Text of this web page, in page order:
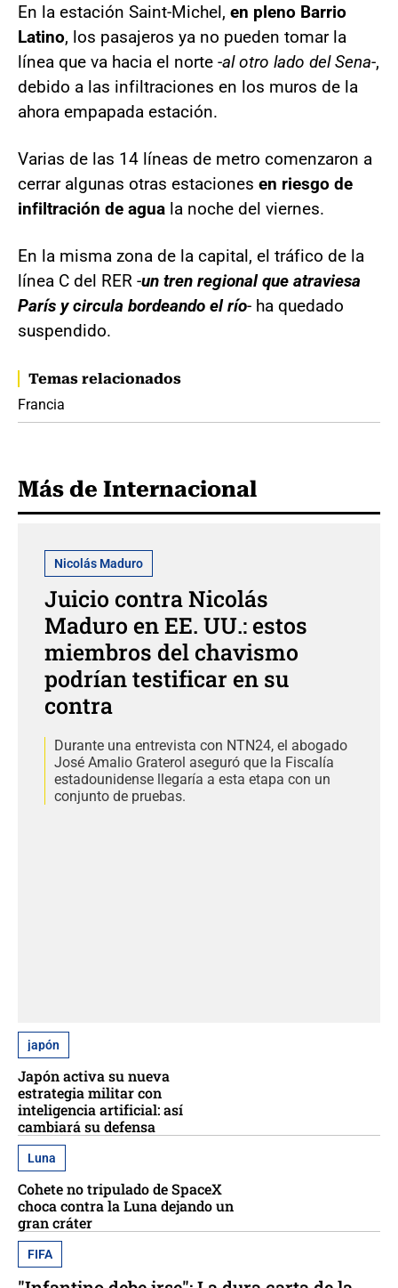
En la estación Saint-Michel, en pleno Barrio
Latino, los pasajeros ya no pueden tomar la
línea que va hacia el norte -al otro lado del Sena-,
debido a las infiltraciones en los muros de la
ahora empapada estación.
Varias de las 14 líneas de metro comenzaron a
cerrar algunas otras estaciones en riesgo de
infiltración de agua la noche del viernes.
En la misma zona de la capital, el tráfico de la
línea C del RER -un tren regional que atraviesa
París y circula bordeando el río- ha quedado
suspendido.
Temas relacionados
Francia
Más de Internacional
Nicolás Maduro
Juicio contra Nicolás
Maduro en EE. UU.: estos
miembros del chavismo
podrían testificar en su
contra
Durante una entrevista con NTN24, el abogado
José Amalio Graterol aseguró que la Fiscalía
estadounidense llegaría a esta etapa con un
conjunto de pruebas.
japón
Japón activa su nueva
estrategia militar con
inteligencia artificial: así
cambiará su defensa
Luna
Cohete no tripulado de SpaceX
choca contra la Luna dejando un
gran cráter
FIFA